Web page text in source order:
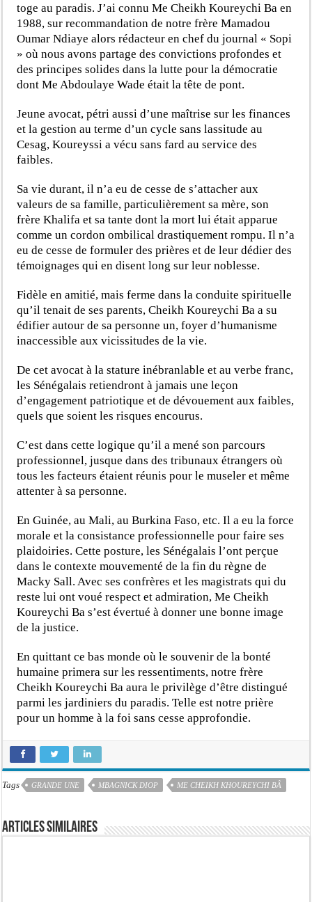
toge au paradis. J’ai connu Me Cheikh Koureychi Ba en
1988, sur recommandation de notre frère Mamadou
Oumar Ndiaye alors rédacteur en chef du journal « Sopi
» où nous avons partage des convictions profondes et
des principes solides dans la lutte pour la démocratie
dont Me Abdoulaye Wade était la tête de pont.
Jeune avocat, pétri aussi d’une maîtrise sur les finances
et la gestion au terme d’un cycle sans lassitude au
Cesag, Koureyssi a vécu sans fard au service des
faibles.
Sa vie durant, il n’a eu de cesse de s’attacher aux
valeurs de sa famille, particulièrement sa mère, son
frère Khalifa et sa tante dont la mort lui était apparue
comme un cordon ombilical drastiquement rompu. Il n’a
eu de cesse de formuler des prières et de leur dédier des
témoignages qui en disent long sur leur noblesse.
Fidèle en amitié, mais ferme dans la conduite spirituelle
qu’il tenait de ses parents, Cheikh Koureychi Ba a su
édifier autour de sa personne un, foyer d’humanisme
inaccessible aux vicissitudes de la vie.
De cet avocat à la stature inébranlable et au verbe franc,
les Sénégalais retiendront à jamais une leçon
d’engagement patriotique et de dévouement aux faibles,
quels que soient les risques encourus.
C’est dans cette logique qu’il a mené son parcours
professionnel, jusque dans des tribunaux étrangers où
tous les facteurs étaient réunis pour le museler et même
attenter à sa personne.
En Guinée, au Mali, au Burkina Faso, etc. Il a eu la force
morale et la consistance professionnelle pour faire ses
plaidoiries. Cette posture, les Sénégalais l’ont perçue
dans le contexte mouvementé de la fin du règne de
Macky Sall. Avec ses confrères et les magistrats qui du
reste lui ont voué respect et admiration, Me Cheikh
Koureychi Ba s’est évertué à donner une bonne image
de la justice.
En quittant ce bas monde où le souvenir de la bonté
humaine primera sur les ressentiments, notre frère
Cheikh Koureychi Ba aura le privilège d’être distingué
parmi les jardiniers du paradis. Telle est notre prière
pour un homme à la foi sans cesse approfondie.
Tags GRANDE UNE MBAGNICK DIOP ME CHEIKH KHOUREYCHI BÂ
Articles similaires